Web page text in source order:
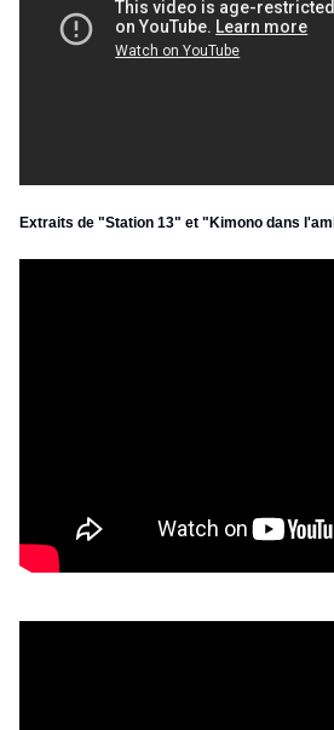
Extraits de "Station 13" et "Kimono dans